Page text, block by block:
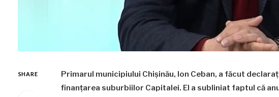
SHARE
Primarul municipiului Chișinău, Ion Ceban, a făcut
finanțarea suburbiilor Capitalei. El a subliniat faptul că